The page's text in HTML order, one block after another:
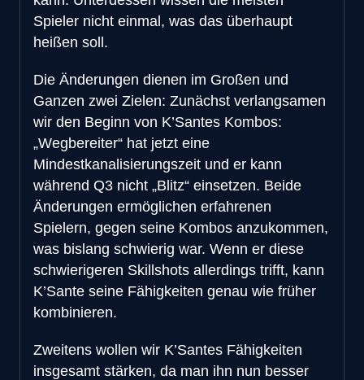
Spieler nicht einmal, was das überhaupt
heißen soll.
Die Änderungen dienen im Großen und
Ganzen zwei Zielen: Zunächst verlangsamen
wir den Beginn von K’Santes Kombos:
„Wegbereiter“ hat jetzt eine
Mindestkanalisierungszeit und er kann
während Q3 nicht „Blitz“ einsetzen. Beide
Änderungen ermöglichen erfahrenen
Spielern, gegen seine Kombos anzukommen,
was bislang schwierig war. Wenn er diese
schwierigeren Skillshots allerdings trifft, kann
K’Sante seine Fähigkeiten genau wie früher
kombinieren.
Zweitens wollen wir K’Santes Fähigkeiten
insgesamt stärken, da man ihn nun besser